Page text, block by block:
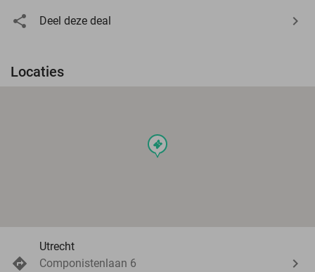
Deel deze deal
Locaties
events
Utrecht
Componistenlaan 6